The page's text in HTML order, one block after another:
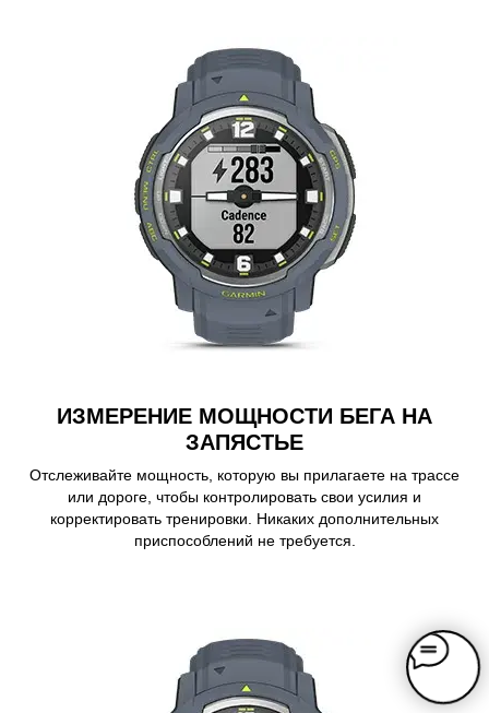
ИЗМЕРЕНИЕ МОЩНОСТИ БЕГА НА
ЗАПЯСТЬЕ
Отслеживайте мощность, которую вы прилагаете на трассе
или дороге, чтобы контролировать свои усилия и
корректировать тренировки. Никаких дополнительных
приспособлений не требуется.